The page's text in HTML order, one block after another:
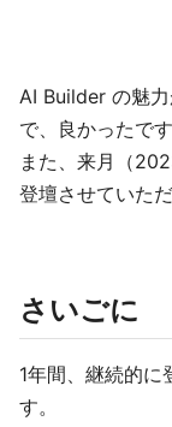
AI Builder の魅
で、良かったです
また、来月（
登壇させていた
さいごに
1年間、継続的に
す。